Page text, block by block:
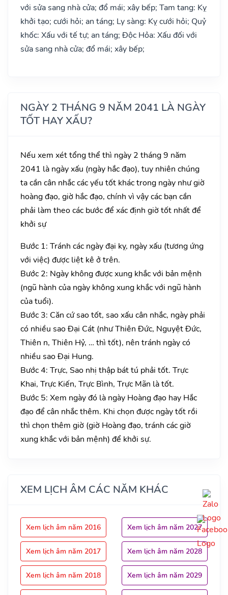
với sửa sang nhà cửa; đổ mái; xây bếp; Tam tang: Kỵ
khởi tạo; cưới hỏi; an táng; Ly sàng: Kỵ cưới hỏi; Quỷ
khốc: Xấu với tế tự; an táng; Độc Hỏa: Xấu đối với
sửa sang nhà cửa; đổ mái; xây bếp;
NGÀY 2 THÁNG 9 NĂM 2041 LÀ NGÀY
TỐT HAY XẤU?
Nếu xem xét tổng thể thì ngày 2 tháng 9 năm
2041 là ngày xấu (ngày hắc đạo), tuy nhiên chúng
ta cần cân nhắc các yếu tốt khác trong ngày như giờ
hoàng đạo, giờ hắc đạo, chính vì vậy các bạn cần
phải làm theo các bước để xác định giờ tốt nhất để
khởi sự
Bước 1: Tránh các ngày đại kỵ, ngày xấu (tương ứng
với việc) được liệt kê ở trên.
Bước 2: Ngày không được xung khắc với bản mệnh
(ngũ hành của ngày không xung khắc với ngũ hành
của tuổi).
Bước 3: Căn cứ sao tốt, sao xấu cân nhắc, ngày phải
có nhiều sao Đại Cát (như Thiên Đức, Nguyệt Đức,
Thiên n, Thiên Hỷ, … thì tốt), nên tránh ngày có
nhiều sao Đại Hung.
Bước 4: Trực, Sao nhị thập bát tú phải tốt. Trực
Khai, Trực Kiến, Trực Bình, Trực Mãn là tốt.
Bước 5: Xem ngày đó là ngày Hoàng đạo hay Hắc
đạo để cân nhắc thêm. Khi chọn được ngày tốt rồi
thì chọn thêm giờ (giờ Hoàng đạo, tránh các giờ
xung khắc với bản mệnh) để khởi sự.
XEM LỊCH ÂM CÁC NĂM KHÁC
Xem lịch âm năm 2016
Xem lịch âm năm 2017
Xem lịch âm năm 2018
Xem lịch âm năm 2027
Xem lịch âm năm 2028
Xem lịch âm năm 2029